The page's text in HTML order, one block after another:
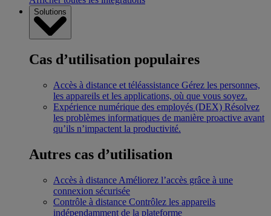
Solutions
Cas d’utilisation populaires
Accès à distance et téléassistance Gérez les personnes,
les appareils et les applications, où que vous soyez.
Expérience numérique des employés (DEX) Résolvez
les problèmes informatiques de manière proactive avant
qu’ils n’impactent la productivité.
Autres cas d’utilisation
Accès à distance Améliorez l’accès grâce à une
connexion sécurisée
Contrôle à distance Contrôlez les appareils
indépendamment de la plateforme